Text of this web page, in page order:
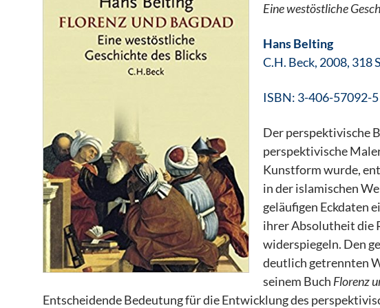
Eine westöstliche
Hans Belting
C.H. Beck, 2008, 318
ISBN: 3-406-57092-5
Der perspektivische
perspektivische
Kunstform wurde,
in der islamischen
geläufigen Eckdaten
ihrer Absolutheit die
widerspiegeln. Den
deutlich getrennten
seinem Buch Florenz
Entscheidende Bedeutung für die Entwicklung des